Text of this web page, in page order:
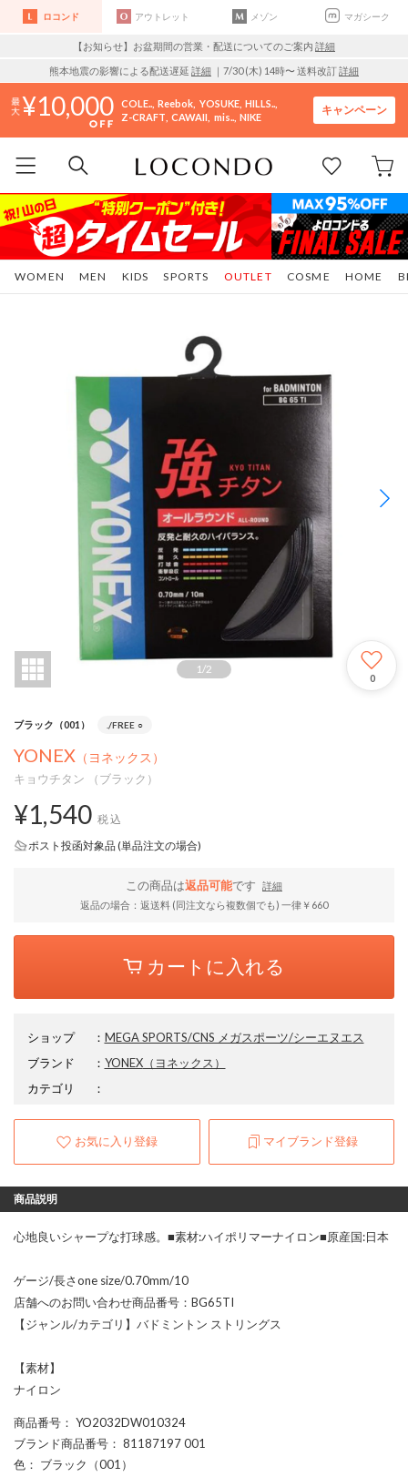
ロコンド アウトレット メゾン マガシーク
【お知らせ】お盆期間の営業・配送についてのご案内 詳細
熊本地震の影響による配送遅延 詳細 ｜7/30 (木) 14時〜 送料改訂詳細
10,000 COLE.. Reebok YOSUKE HILLS..
Z-CRAFT CAWAII mis.. NIKE
キャンペーン
WOMEN MEN KIDS SPORTS COSME HOME
OUTLET
1 /2
0
ブラック（001） ./FREE ○
YONEX （ヨネックス）
キョウチタン （ブラック）
¥1,540 税込
ポスト投函対象品 (単品注文の場合)
この商品は返品可能です
詳細
返品の場合：返送料 (同注文なら複数個でも) 一律￥660
カートに入れる
ショップ ： MEGA SPORTS/CNS メガスポーツ/シーエヌエス
ブランド
： YONEX（ヨネックス）
カテゴリ
：
お気に入り登録 マイブランド登録
商品説明
心地良いシャープな打球感。■素材:ハイポリマーナイロン■原産国:日本
ゲージ/長さone size/0.70mm/10
店舗へのお問い合わせ商品番号：BG65TI
【ジャンル/カテゴリ】バドミントン ストリングス
【素材】
ナイロン
商品番号 ： YO2032DW010324
ブランド商品番号 ： 81187197 001
色 ： ブラック（001）